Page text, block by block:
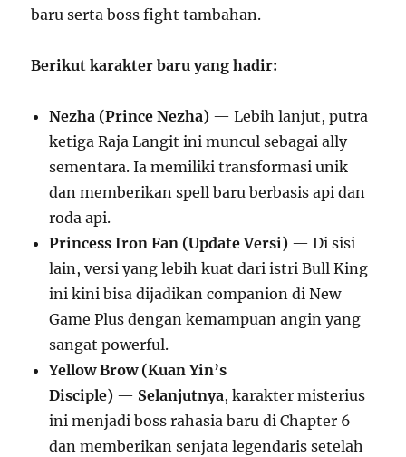
baru serta boss fight tambahan.
Berikut karakter baru yang hadir:
Nezha (Prince Nezha) — Lebih lanjut, putra
ketiga Raja Langit ini muncul sebagai ally
sementara. Ia memiliki transformasi unik
dan memberikan spell baru berbasis api dan
roda api.
Princess Iron Fan (Update Versi) — Di sisi
lain, versi yang lebih kuat dari istri Bull King
ini kini bisa dijadikan companion di New
Game Plus dengan kemampuan angin yang
sangat powerful.
Yellow Brow (Kuan Yin’s
Disciple) — Selanjutnya, karakter misterius
ini menjadi boss rahasia baru di Chapter 6
dan memberikan senjata legendaris setelah